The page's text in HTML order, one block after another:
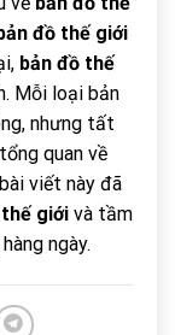
bản đồ thế giới
bản đồ thế
Mỗi loại bản
nhưng tất
quan về
viết này đã
thế giới và tầm
ngày.